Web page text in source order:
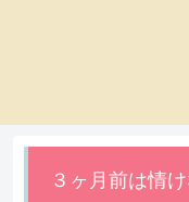
３ヶ月前は情